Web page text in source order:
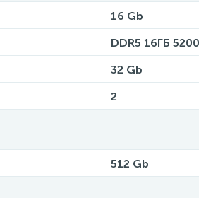
16 Gb
DDR5 16ГБ
32 Gb
2
512 Gb